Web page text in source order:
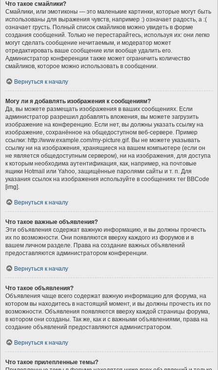
Что такое смайлики?
Смайлики, или эмотиконы — это маленькие картинки, которые могут быть
использованы для выражения чувств, например :) означает радость, а :(
означает грусть. Полный список смайликов можно увидеть в форме
создания сообщений. Только не перестарайтесь, используя их: они легко
могут сделать сообщение нечитаемым, и модератор может
отредактировать ваше сообщение или вообще удалить его.
Администратор конференции также может ограничить количество
смайликов, которое можно использовать в сообщении.
Вернуться к началу
Могу ли я добавлять изображения к сообщениям?
Да, вы можете размещать изображения в ваших сообщениях. Если
администратор разрешил добавлять вложения, вы можете загрузить
изображение на конференцию. Если нет, вы должны указать ссылку на
изображение, сохранённое на общедоступном веб-сервере. Пример
ссылки: http://www.example.com/my-picture.gif. Вы не можете указывать
ссылку ни на изображения, хранящиеся на вашем компьютере (если он
не является общедоступным сервером), ни на изображения, для доступа
к которым необходима аутентификация, как, например, на почтовые
ящики Hotmail или Yahoo, защищённые паролями сайты и т. п. Для
указания ссылок на изображения используйте в сообщениях тег BBCode
[img].
Вернуться к началу
Что такое важные объявления?
Эти объявления содержат важную информацию, и вы должны прочесть
их по возможности. Они появляются вверху каждого из форумов и в
вашем личном разделе. Права на создание важных объявлений
предоставляются администратором конференции.
Вернуться к началу
Что такое объявления?
Объявления чаще всего содержат важную информацию для форума, на
котором вы находитесь в настоящий момент, и вы должны прочесть их по
возможности. Объявления появляются вверху каждой страницы форума,
в котором они созданы. Так же, как и с важными объявлениями, права на
создание объявлений предоставляются администратором.
Вернуться к началу
Что такое прилепленные темы?